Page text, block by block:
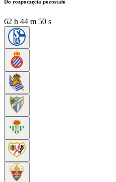
Do rozpoczęcia pozostało
62 h 44 m 47 s